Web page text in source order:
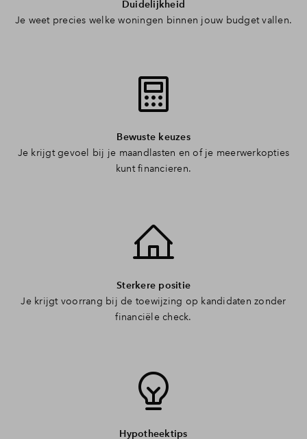
Duidelijkheid
Je weet precies welke woningen binnen jouw budget vallen.
Bewuste keuzes
Je krijgt gevoel bij je maandlasten en of je meerwerkopties
kunt financieren.
Sterkere positie
Je krijgt voorrang bij de toewijzing op kandidaten zonder
financiële check.
Hypotheektips